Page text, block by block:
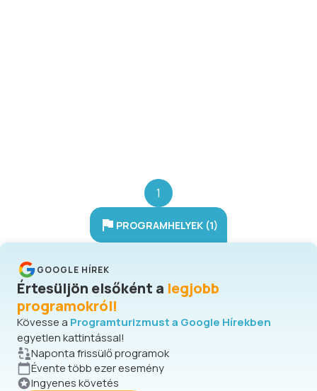
1
PROGRAMHELYEK (1)
GOOGLE HÍREK
Értesüljön elsőként a legjobb
programokról!
Kövesse a Programturizmust a Google Hírekben
egyetlen kattintással!
Naponta frissülő programok
Évente több ezer esemény
Ingyenes követés